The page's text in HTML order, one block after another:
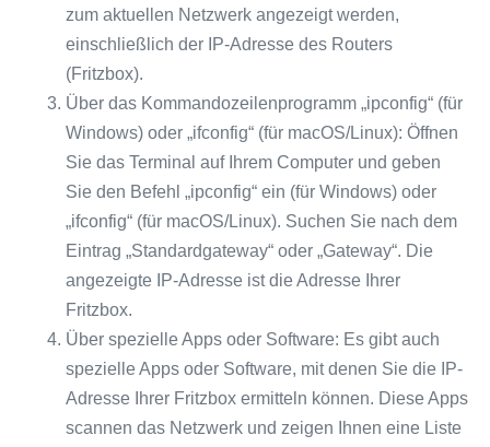
zum aktuellen Netzwerk angezeigt werden,
einschließlich der IP-Adresse des Routers
(Fritzbox).
Über das Kommandozeilenprogramm „ipconfig“ (für
Windows) oder „ifconfig“ (für macOS/Linux): Öffnen
Sie das Terminal auf Ihrem Computer und geben
Sie den Befehl „ipconfig“ ein (für Windows) oder
„ifconfig“ (für macOS/Linux). Suchen Sie nach dem
Eintrag „Standardgateway“ oder „Gateway“. Die
angezeigte IP-Adresse ist die Adresse Ihrer
Fritzbox.
Über spezielle Apps oder Software: Es gibt auch
spezielle Apps oder Software, mit denen Sie die IP-
Adresse Ihrer Fritzbox ermitteln können. Diese Apps
scannen das Netzwerk und zeigen Ihnen eine Liste